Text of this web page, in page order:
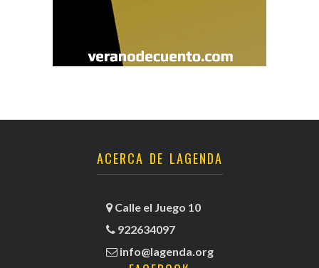
ACERCA DE LAGENDA
Calle el Juego 10
922634097
info@lagenda.org